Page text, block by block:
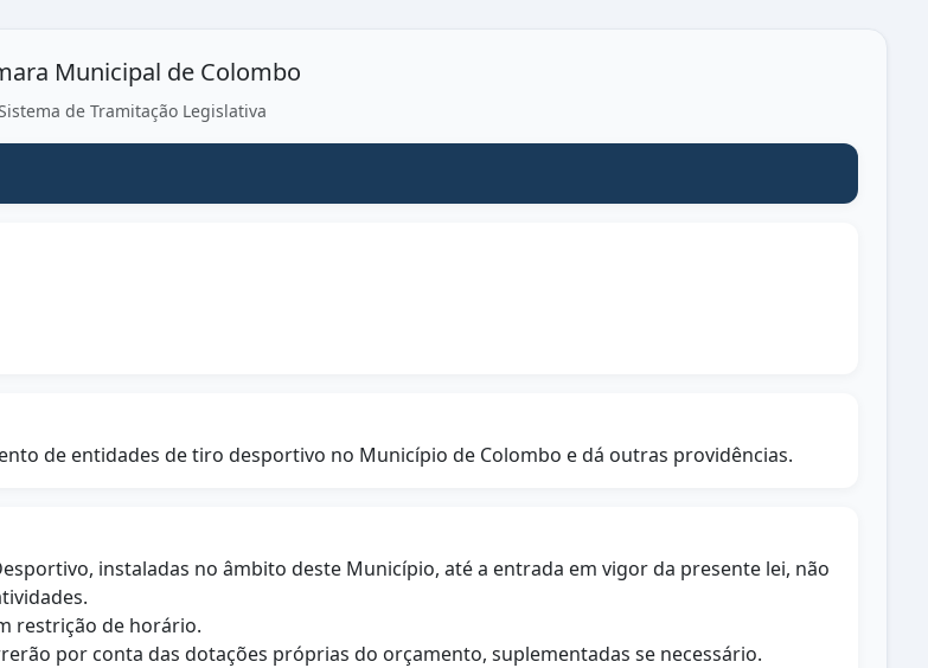
Municipal de Colombo
de Tramitação Legislativa
de entidades de tiro desportivo no Município de Colombo e dá outras providências.
instaladas no âmbito deste Município, até a entrada em vigor da presente lei, não
restrição de horário.
por conta das dotações próprias do orçamento, suplementadas se necessário.